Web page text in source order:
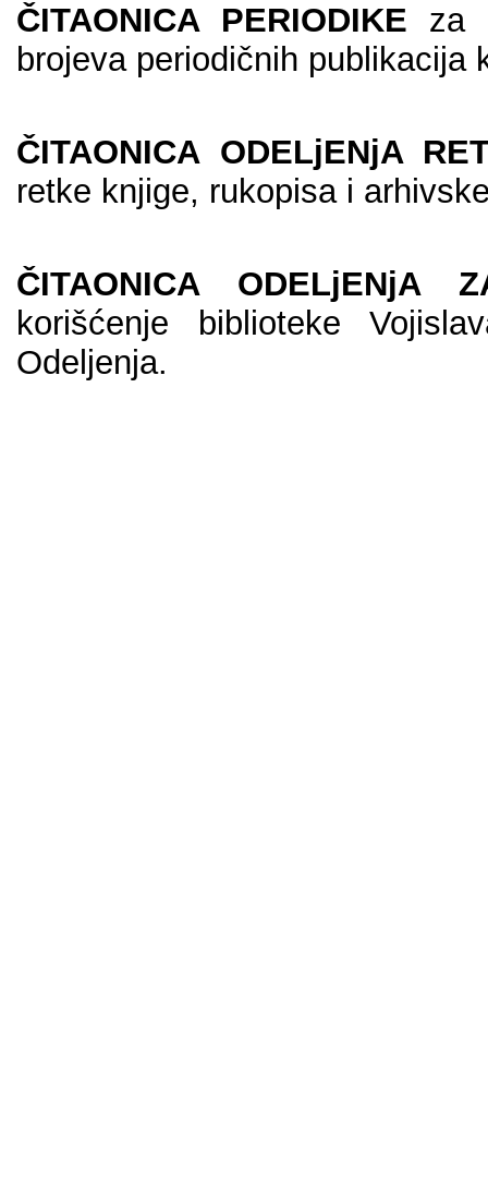
ČITAONICA PERIODIKE za
brojeva periodičnih publikacija
ČITAONICA ODELjENjA
retke knjige, rukopisa i
ČITAONICA ODELjENjA
korišćenje biblioteke
Odeljenja.